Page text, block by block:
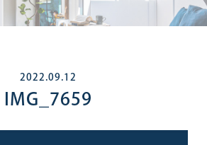
2022.09.12
IMG_7659